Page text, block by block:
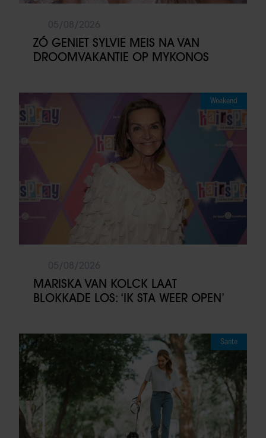
ZÓ GENIET SYLVIE MEIS NA VAN
DROOMVAKANTIE OP MYKONOS
Weekend
MARISKA VAN KOLCK LAAT
BLOKKADE LOS: ‘IK STA WEER OPEN’
Sante